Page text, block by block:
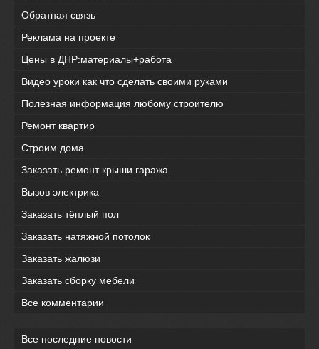
Обратная связь
Реклама на проекте
Цены в ДНР:материалы+работа
Видео уроки как что сделать своими руками
Полезная информация любому строителю
Ремонт квартир
Строим дома
Заказать ремонт крыши гаража
Вызов электрика
Заказать тёплый пол
Заказать натяжной потолок
Заказать жалюзи
Заказать сборку мебели
Все комментарии
Все последние новости